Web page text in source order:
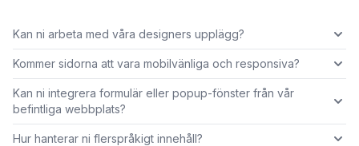
Kan ni arbeta med våra designers upplägg?
Kommer sidorna att vara mobilvänliga och responsiva?
Kan ni integrera formulär eller popup-fönster från vår
befintliga webbplats?
Hur hanterar ni flerspråkigt innehåll?